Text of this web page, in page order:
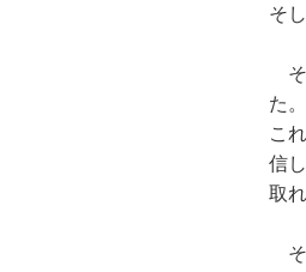
そ
そ
た
こ
信
取
そ